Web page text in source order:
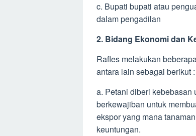
c. Bupati bupati atau
dalam pengadilan
2. Bidang Ekonomi dan
Rafles melakukan
antara lain sebagai berikut :
a. Petani diberi kebebasan
berkewajiban untuk
ekspor yang mana
keuntungan.